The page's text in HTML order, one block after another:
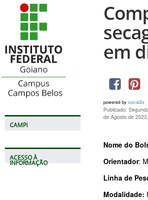
CAMPI
ACESSO À
INFORMAÇÃO
em
powered by social2s
Publicado:
de Agosto de
Nome do
Orientador:
Linha de
Modalidade: